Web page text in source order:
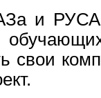
и
свои